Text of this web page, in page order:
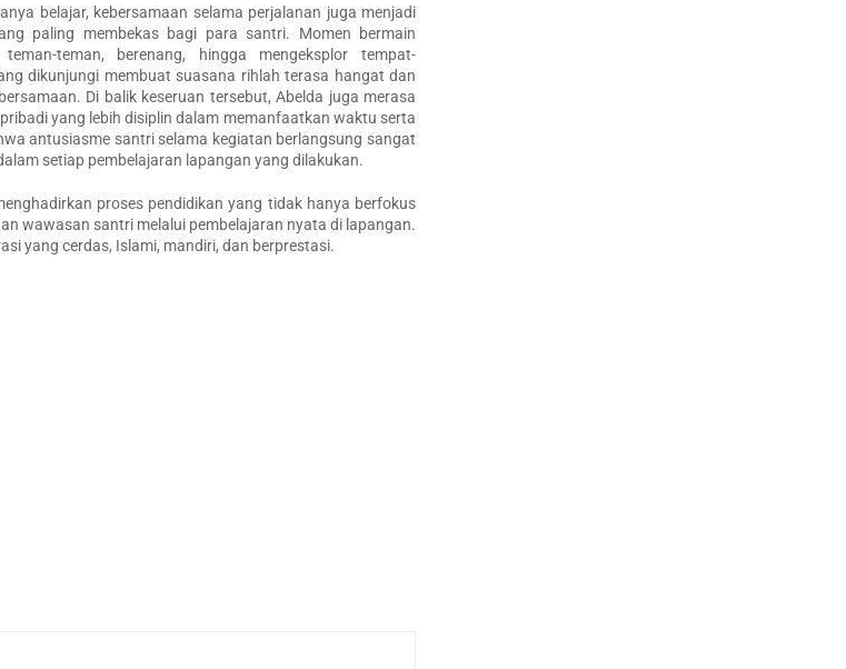
belajar, kebersamaan selama perjalanan juga menjadi
paling membekas bagi para santri. Momen bermain
teman-teman, berenang, hingga mengeksplor tempat-
dikunjungi membuat suasana rihlah terasa hangat dan
Di balik keseruan tersebut, Abelda juga merasa
yang lebih disiplin dalam memanfaatkan waktu serta
antusiasme santri selama kegiatan berlangsung sangat
setiap pembelajaran lapangan yang dilakukan.
proses pendidikan yang tidak hanya berfokus
wawasan santri melalui pembelajaran nyata di lapangan.
yang cerdas, Islami, mandiri, dan berprestasi.